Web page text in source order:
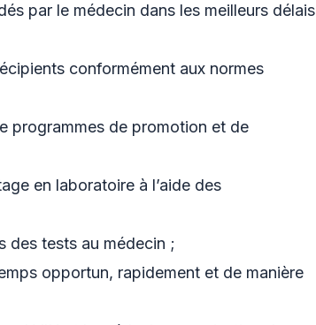
par le médecin dans les meilleurs délais
conformément aux normes
programmes de promotion et de
en laboratoire à l’aide des
des tests au médecin ;
opportun, rapidement et de manière